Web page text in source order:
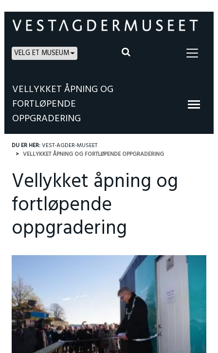
VELG ET MUSEUM
VELLYKKET ÅPNING OG
FORTLØPENDE
OPPGRADERING
DU ER HER:VEST-AGDER-MUSEET
VELLYKKET ÅPNING OG FORTLØPENDE OPPGRADERING
Vellykket åpning og
fortløpende
oppgradering